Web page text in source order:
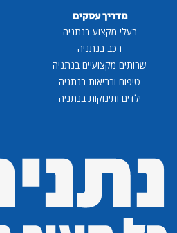
מדריך עסקים
בעלי מקצוע בנתניה
רכב בנתניה
שרותים מקצועיים בנתניה
טיפוח ובריאות בנתניה
ילדים ותינוקות בנתניה
...
...